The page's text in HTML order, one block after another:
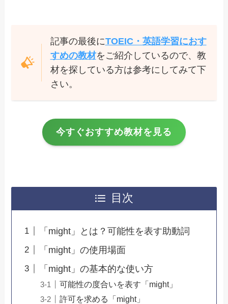
記事の最後にTOEIC・英語学習におす
すめの教材をご紹介しているので、教
材を探している方は参考にしてみて下
さい。
今すぐおすすめ教材を見る
目次
「might」とは？可能性を表す助動詞
「might」の使用場面
「might」の基本的な使い方
可能性の度合いを表す「might」
許可を求める「might」